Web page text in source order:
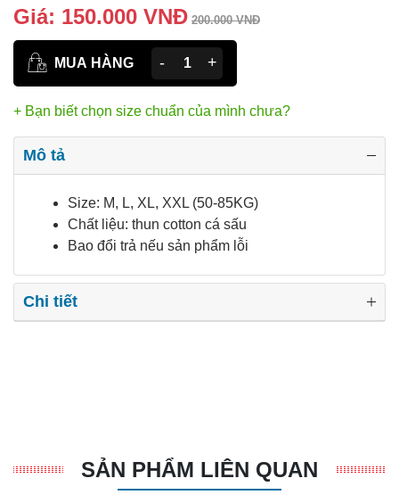
Giá: 150.000 VNĐ 200.000 VNĐ
MUA HÀNG - +
+ Bạn biết chọn size chuẩn của mình chưa?
Mô tả
Size: M, L, XL, XXL (50-85KG)
Chất liệu: thun cotton cá sấu
Bao đổi trả nếu sản phẩm lỗi
Chi tiết
SẢN PHẨM LIÊN QUAN